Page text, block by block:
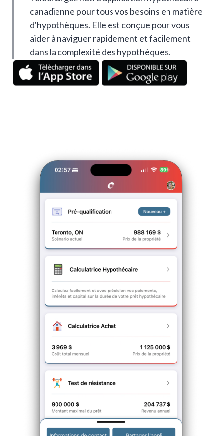
canadienne pour tous vos besoins en matière
d'hypothèques. Elle est conçue pour vous
aider à naviguer rapidement et facilement
dans la complexité des hypothèques.